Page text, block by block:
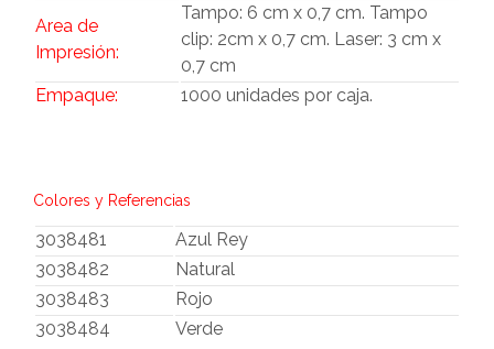
Area de
Impresión:
Tampo: 6 cm x 0,7 cm. Tampo
clip: 2cm x 0,7 cm. Laser: 3 cm x
0,7 cm
Empaque:
1000 unidades por caja.
Colores y Referencias
3038481
Azul Rey
3038482
Natural
3038483
Rojo
3038484
Verde